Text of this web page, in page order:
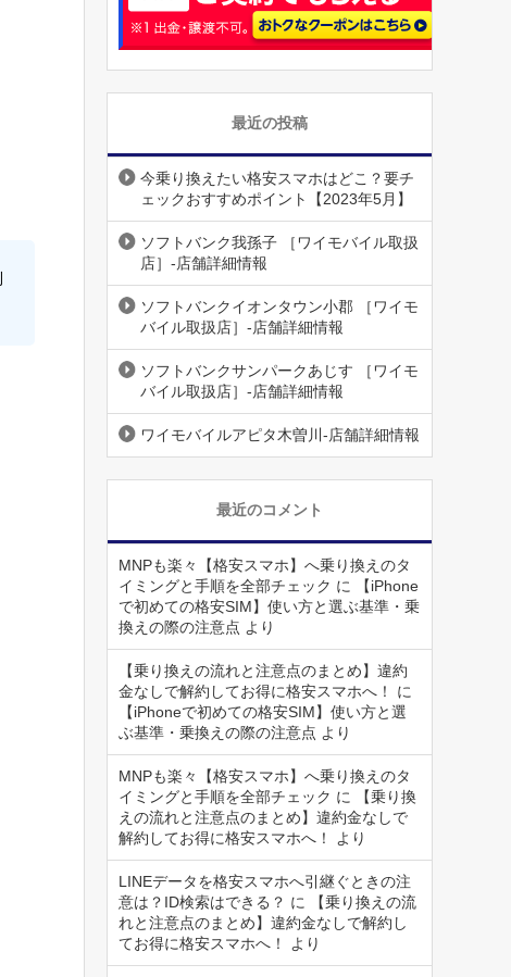
最近の投稿
今乗り換えたい格安スマホはどこ？要チ
ェックおすすめポイント【2023年5月】
ソフトバンク我孫子 ［ワイモバイル取扱
店］-店舗詳細情報
ソフトバンクイオンタウン小郡 ［ワイモ
バイル取扱店］-店舗詳細情報
ソフトバンクサンパークあじす ［ワイモ
バイル取扱店］-店舗詳細情報
ワイモバイルアピタ木曽川-店舗詳細情報
最近のコメント
MNPも楽々【格安スマホ】へ乗り換えのタ
イミングと手順を全部チェック に
【iPhone
で初めての格安SIM】使い方と選ぶ基準・乗
換えの際の注意点 より
【乗り換えの流れと注意点のまとめ】違約
金なしで解約してお得に格安スマホへ！
に
【iPhoneで初めての格安SIM】使い方と選
ぶ基準・乗換えの際の注意点 より
MNPも楽々【格安スマホ】へ乗り換えのタ
イミングと手順を全部チェック に
【乗り換
えの流れと注意点のまとめ】違約金なしで
解約してお得に格安スマホへ！
より
LINEデータを格安スマホへ引継ぐときの注
意は？ID検索はできる？ に
【乗り換えの流
れと注意点のまとめ】違約金なしで解約し
てお得に格安スマホへ！
より